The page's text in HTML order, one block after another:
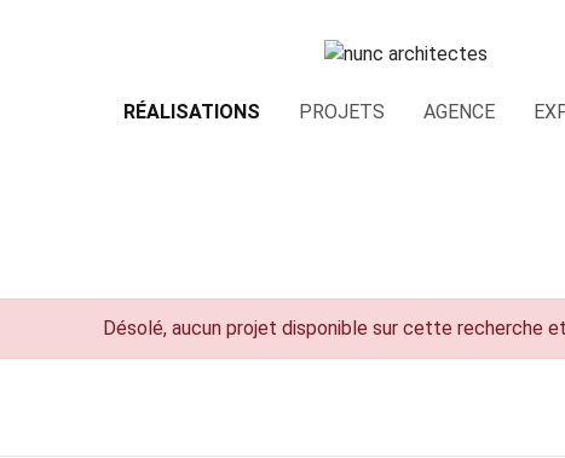
RÉALISATIONS PROJETS AGENCE
Désolé, aucun projet disponible sur cette recherche